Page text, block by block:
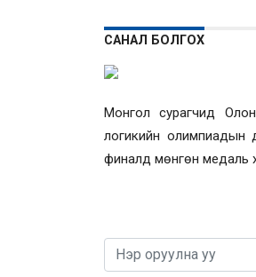
САНАЛ БОЛГОХ
Монгол сурагчид
логикийн олимпиадын
финалд мөнгөн медаль